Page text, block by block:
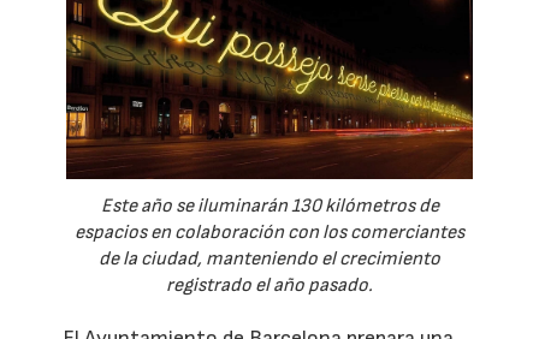
Este año se iluminarán 130 kilómetros de
espacios en colaboración con los comerciantes
de la ciudad, manteniendo el crecimiento
registrado el año pasado.